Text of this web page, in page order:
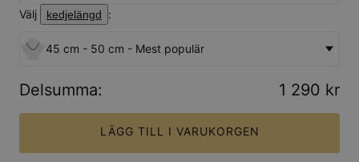
Välj kedjelängd :
45 cm - 50 cm - Mest populär
Delsumma: 1 290 kr
LÄGG TILL I VARUKORGEN